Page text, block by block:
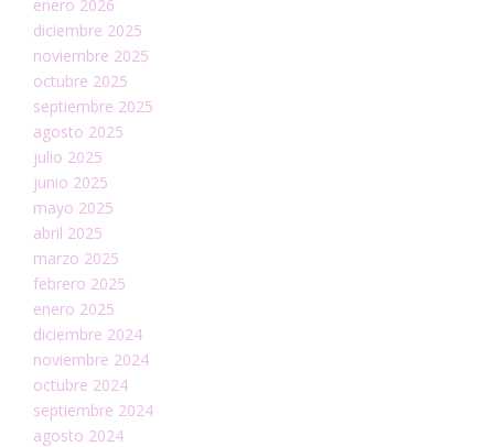
enero 2026
diciembre 2025
noviembre 2025
octubre 2025
septiembre 2025
agosto 2025
julio 2025
junio 2025
mayo 2025
abril 2025
marzo 2025
febrero 2025
enero 2025
diciembre 2024
noviembre 2024
octubre 2024
septiembre 2024
agosto 2024